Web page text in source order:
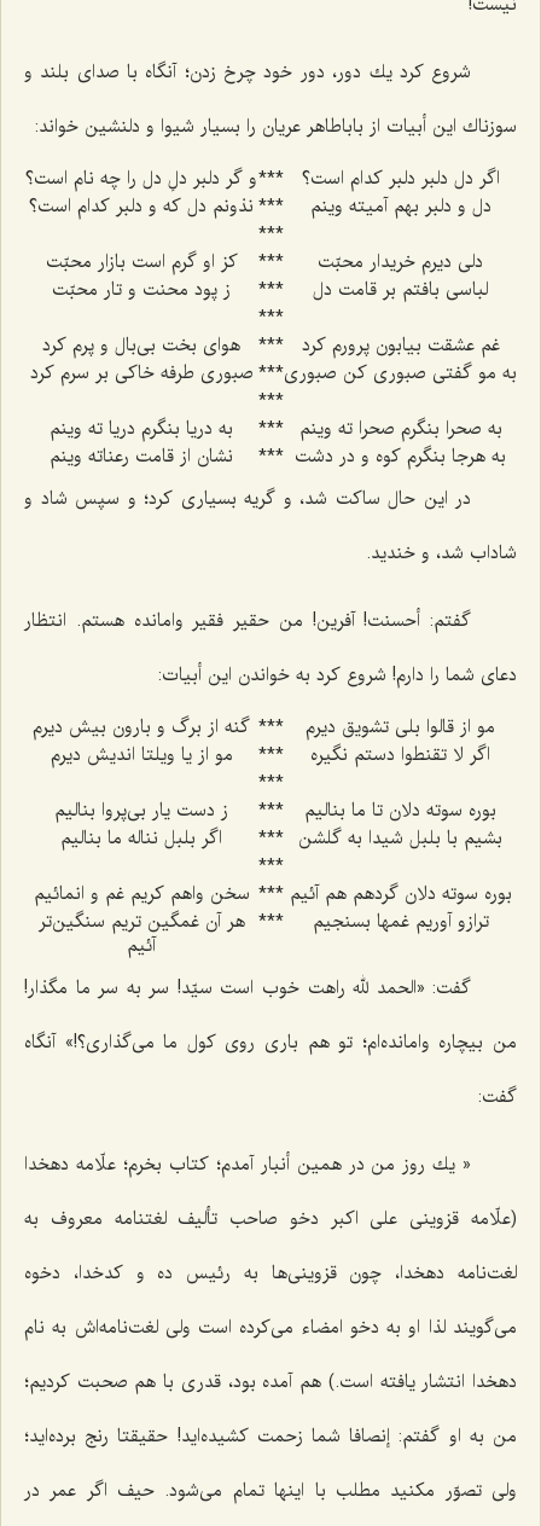
شروع كرد يك دور، دور خود چرخ زدن؛ آنگاه با صداى بلند و
سوزناك اين أبيات از باباطاهر عريان را بسيار شيوا و دلنشين خواند:
اگر دل دلبر دلبر كدام است؟
***و گر دلبر دلِ دل را چه نام است؟
دل و دلبر بهم آميته وينم
*** نذونم دل كه و دلبر كدام است؟
***
دلى ديرم خريدار محبّت
***
كز او گرم است بازار محبّت
لباسى بافتم بر قامت دل‌
***
ز پود محنت و تار محبّت
***
غم عشقت بيابون ‌پرورم كرد
***
هواى بخت بى‌بال‌ و پرم كرد
به مو گفتى صبورى كن صبورى*** صبورى طرفه خاكى بر سرم كرد
***
به صحرا بنگرم صحرا ته وينم ***
به دريا بنگرم دريا ته وينم‌
به هرجا بنگرم كوه و در دشت ***
نشان از قامت رعناته وينم‌
در اين حال ساكت شد، و گريه بسيارى كرد؛ و سپس شاد و
شاداب شد، و خنديد.
گفتم: أحسنت! آفرين! من حقير فقير وامانده هستم. انتظار
دعاى شما را دارم! شروع كرد به خواندن اين أبيات:
مو از قالوا بلى تشويق ديرم
*** گنه از برگ و بارون بيش ديرم
اگر لا تقنطوا دستم نگيره
***
مو از يا ويلتا انديش ديرم‌
***
بوره سوته دلان تا ما بناليم‌
***
ز دست يار بى‌پروا بناليم
بشيم با بلبل شيدا به گلشن ***
اگر بلبل نناله ما بناليم‌
***
بوره سوته دلان گردهم هم آئيم *** سخن واهم كريم غم و انمائيم‌
ترازو آوريم غمها بسنجيم
*** هر آن غمگين تريم سنگين‌تر
آئيم
گفت: «الحمد لله راهت خوب است سيّد! سر به سر ما مگذار!
من بيچاره وامانده‌ام؛ تو هم بارى روى كول ما مى‌گذارى؟!» آنگاه
گفت:
« يك روز من در همين أنبار آمدم؛ كتاب بخرم؛ علّامه دهخدا
(علّامه قزوينى على اكبر دخو صاحب تأليف لغتنامه معروف به
لغت‌نامه دهخدا، چون قزوينى‌ها به رئيس ده و كدخدا، دخوه
مى‌گويند لذا او به دخو امضاء مى‌كرده است ولى لغت‌نامه‌اش به نام
دهخدا انتشار يافته است.) هم آمده بود، قدرى با هم صحبت كرديم؛
من به او گفتم: إنصافا شما زحمت كشيده‌ايد! حقيقتا رنج برده‌ايد؛
ولى تصوّر مكنيد مطلب با اينها تمام مى‌شود. حيف اگر عمر در